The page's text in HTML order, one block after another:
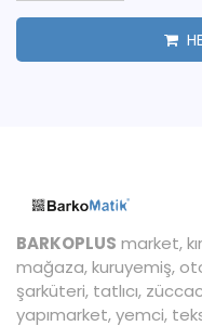
BARKOPLUS market,
mağaza, kuruyemiş,
şarküteri, tatlıcı,
yapımarket, yemci,